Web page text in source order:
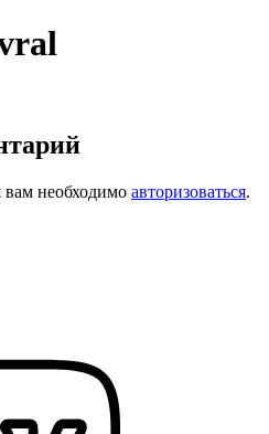
вам необходимо авторизоваться.